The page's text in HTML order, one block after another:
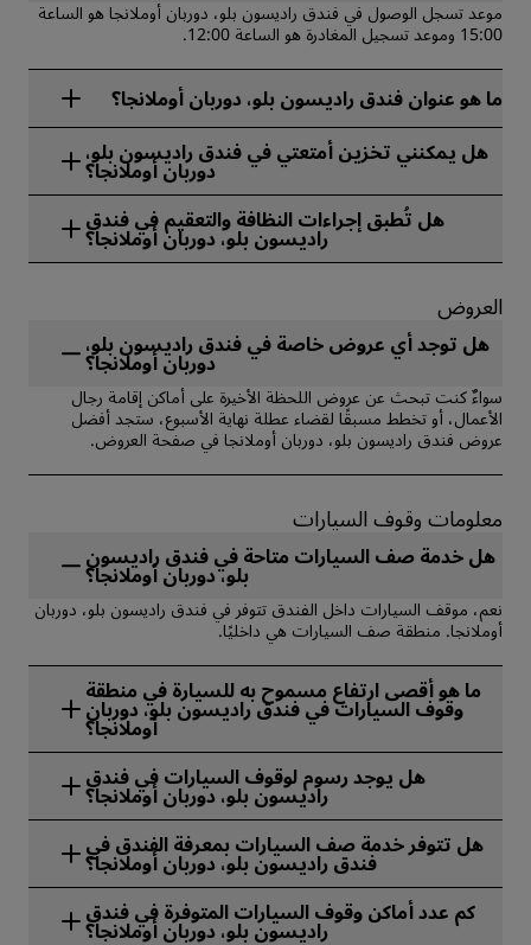
موعد تسجل الوصول في فندق راديسون بلو، دوربان أوملانجا هو الساعة
15:00 وموعد تسجيل المغادرة هو الساعة 12:00.
ما هو عنوان فندق راديسون بلو، دوربان أوملانجا؟
Umhlanga، ديربان، جنوب إفريقيا.
هل يمكنني تخزين أمتعتي في فندق راديسون بلو،
دوربان أوملانجا؟
نعم، تتوفر خدمة تخزين الأمتعة في فندق راديسون بلو، دوربان أوملانجا.
هل تُطبق إجراءات النظافة والتعقيم في فندق
راديسون بلو، دوربان أوملانجا؟
ضيوفنا وسلامتهم وأمنهم. تعرّف على المزيد من هنا:
https://www.radissonhotels.com/ar-ae/social-
responsibility/health-safety
العروض
هل توجد أي عروض خاصة في فندق راديسون بلو،
دوربان أوملانجا؟
سواءٌ كنت تبحث عن عروض اللحظة الأخيرة على أماكن إقامة رجال
الأعمال، أو تخطط مسبقًا لقضاء عطلة نهاية الأسبوع، ستجد أفضل
عروض فندق راديسون بلو، دوربان أوملانجا في صفحة العروض.
معلومات وقوف السيارات
هل خدمة صف السيارات متاحة في فندق راديسون
بلو، دوربان أوملانجا؟
نعم، موقف السيارات داخل الفندق تتوفر في فندق راديسون بلو، دوربان
أوملانجا. منطقة صف السيارات هي داخليًا.
ما هو أقصى ارتفاع مسموح به للسيارة في منطقة
وقوف السيارات في فندق راديسون بلو، دوربان
أوملانجا؟
فندق راديسون بلو، دوربان أوملانجا هو 240.
هل يوجد رسوم لوقوف السيارات في فندق
راديسون بلو، دوربان أوملانجا؟
هل تتوفر خدمة صف السيارات بمعرفة الفندق في
فندق راديسون بلو، دوربان أوملانجا؟
لا، لا تتوفر خدمة صف السيارات في فندق راديسون بلو، دوربان
أوملانجا.
كم عدد أماكن وقوف السيارات المتوفرة في فندق
راديسون بلو، دوربان أوملانجا؟